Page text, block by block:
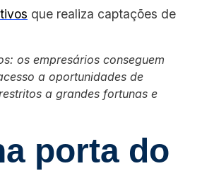
que realiza captações de
os empresários conseguem
a oportunidades de
a grandes fortunas e
porta do